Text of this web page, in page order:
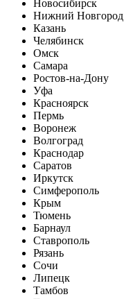
Новосибирск
Нижний Новгород
Казань
Челябинск
Омск
Самара
Ростов-на-Дону
Уфа
Красноярск
Пермь
Воронеж
Волгоград
Краснодар
Саратов
Иркутск
Симферополь
Крым
Тюмень
Барнаул
Ставрополь
Рязань
Сочи
Липецк
Тамбов